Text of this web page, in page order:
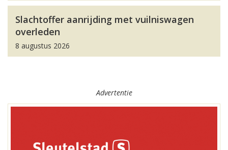
Slachtoffer aanrijding met vuilniswagen
overleden
8 augustus 2026
Advertentie